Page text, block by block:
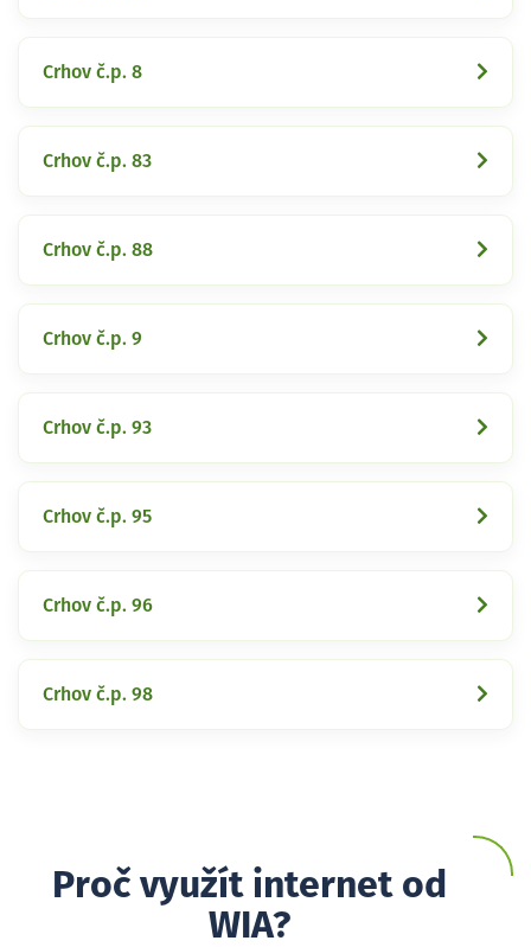
Crhov č.p. 8
Crhov č.p. 83
Crhov č.p. 88
Crhov č.p. 9
Crhov č.p. 93
Crhov č.p. 95
Crhov č.p. 96
Crhov č.p. 98
Proč využít internet od
WIA?